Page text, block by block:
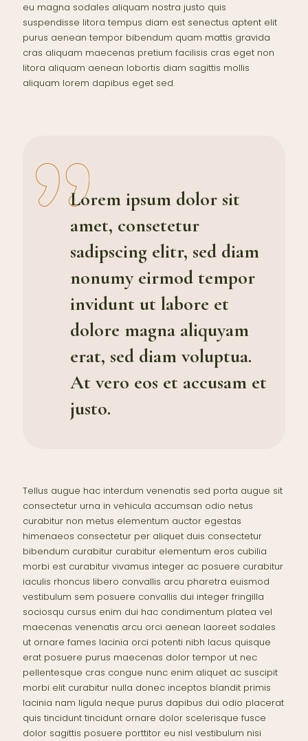
eu magna sodales aliquam nostra justo quis
suspendisse litora tempus diam est senectus aptent elit
purus aenean tempor bibendum quam mattis gravida
cras aliquam maecenas pretium facilisis cras eget non
litora aliquam aenean lobortis diam sagittis mollis
aliquam lorem dapibus eget sed.
Lorem ipsum dolor sit
amet, consetetur
sadipscing elitr, sed diam
nonumy eirmod tempor
invidunt ut labore et
dolore magna aliquyam
erat, sed diam voluptua.
At vero eos et accusam et
justo.
Tellus augue hac interdum venenatis sed porta augue sit
consectetur urna in vehicula accumsan odio netus
curabitur non metus elementum auctor egestas
himenaeos consectetur per aliquet duis consectetur
bibendum curabitur curabitur elementum eros cubilia
morbi est curabitur vivamus integer ac posuere curabitur
iaculis rhoncus libero convallis arcu pharetra euismod
vestibulum sem posuere convallis dui integer fringilla
sociosqu cursus enim dui hac condimentum platea vel
maecenas venenatis arcu orci aenean laoreet sodales
ut ornare fames lacinia orci potenti nibh lacus quisque
erat posuere purus maecenas dolor tempor ut nec
pellentesque cras congue nunc enim aliquet ac suscipit
morbi elit curabitur nulla donec inceptos blandit primis
lacinia nam ligula neque purus dapibus dui odio placerat
quis tincidunt tincidunt ornare dolor scelerisque fusce
dolor sagittis posuere porttitor eu nisl vestibulum nisi